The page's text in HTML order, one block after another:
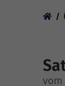
You
vom